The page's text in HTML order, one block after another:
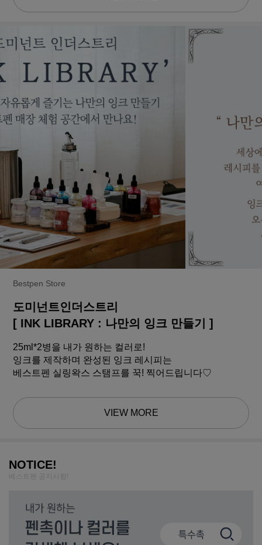
Bestpen Store
도미넌트인더스트리
[ INK LIBRARY : 나만의 잉크 만들기 ]
25ml*2병을 내가 원하는 컬러로!
잉크를 제작하며 완성된 잉크 레시피는
베스트펜 실링왁스 스탬프를 꾹! 찍어드립니다♡
VIEW MORE
NOTICE!
베스트펜 공지사항!